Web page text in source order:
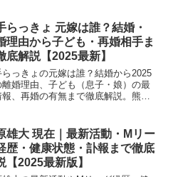
いて、「味わいの特徴」と「プロ
ースした想い」などを解説します。
らっきょ 元嫁は誰？結婚・
理由から子ども・再婚相手ま
底解説【2025最新】
らっきょの元嫁は誰？結婚から2025
離婚理由、子ども（息子・娘）の最
報、再婚の有無まで徹底解説。熊本
雄大 現在｜最新活動・Mリー
歴・健康状態・訃報まで徹底
【2025最新版】